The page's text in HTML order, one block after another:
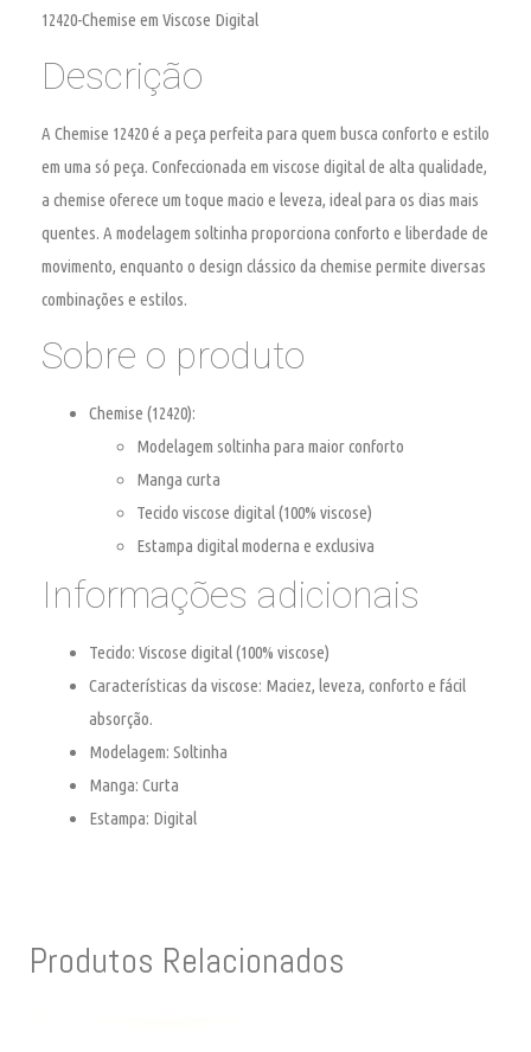
12420-Chemise em Viscose Digital
Descrição
A Chemise 12420 é a peça perfeita para quem busca conforto e estilo
em uma só peça. Confeccionada em viscose digital de alta qualidade,
a chemise oferece um toque macio e leveza, ideal para os dias mais
quentes. A modelagem soltinha proporciona conforto e liberdade de
movimento, enquanto o design clássico da chemise permite diversas
combinações e estilos.
Sobre o produto
Chemise (12420):
Modelagem soltinha para maior conforto
Manga curta
Tecido viscose digital (100% viscose)
Estampa digital moderna e exclusiva
Informações adicionais
Tecido: Viscose digital (100% viscose)
Características da viscose: Maciez, leveza, conforto e fácil
absorção.
Modelagem: Soltinha
Manga: Curta
Estampa: Digital
Produtos Relacionados